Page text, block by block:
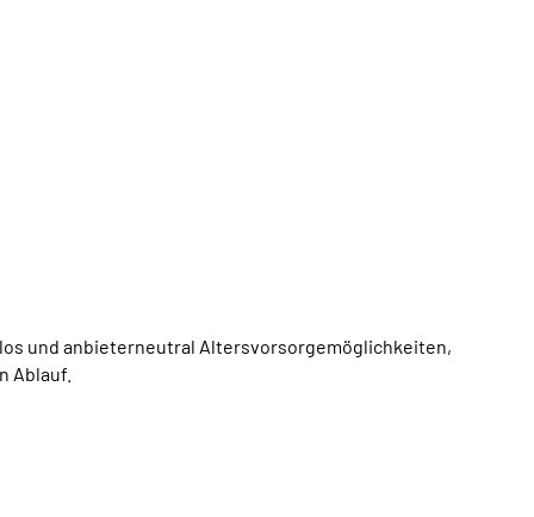
und anbieterneutral Altersvorsorgemöglichkeiten,
Ablauf.